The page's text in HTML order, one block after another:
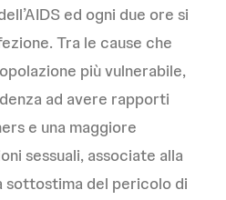
ed ogni due ore si
Tra le cause che
più vulnerabile,
ad avere rapporti
e una maggiore
sessuali, associate alla
sottostima del pericolo di